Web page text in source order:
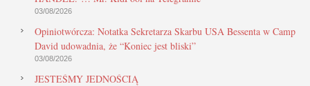
03/08/2026
Opiniotwórcza: Notatka Sekretarza Skarbu USA Bessenta w Camp
David udowadnia, że “Koniec jest bliski”
03/08/2026
JESTEŚMY JEDNOŚCIĄ